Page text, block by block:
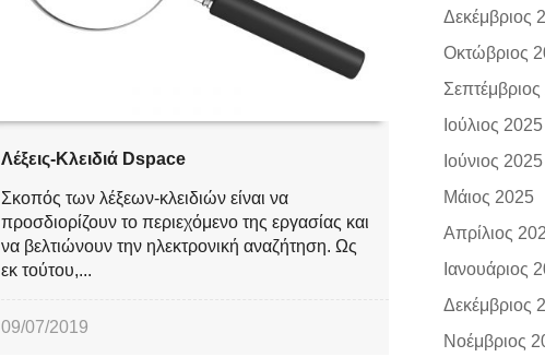
Λέξεις-Κλειδιά Dspace
Σκοπός των λέξεων-κλειδιών είναι να
προσδιορίζουν το περιεχόμενο της εργασίας και
να βελτιώνουν την ηλεκτρονική αναζήτηση. Ως
εκ τούτου,...
09/07/2019
Δεκέμβριος
Οκτώβριος
Ιούλιος 2025
Ιούνιος 2025
Μάιος 2025
Απρίλιος
Ιανουάριος
Δεκέμβριος
Νοέμβριος